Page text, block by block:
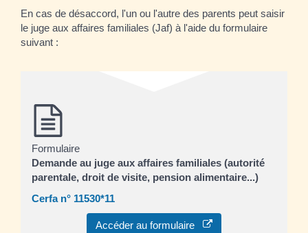
En cas de désaccord, l'un ou l'autre des parents peut saisir
le juge aux affaires familiales (Jaf) à l'aide du formulaire
suivant :
Formulaire
Demande au juge aux affaires familiales (autorité
parentale, droit de visite, pension alimentaire...)
Cerfa n° 11530*11
Accéder au formulaire